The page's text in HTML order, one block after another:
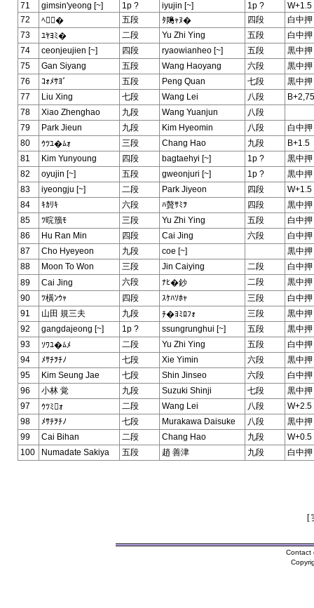
71
gimsin'yeong [~] 1p ? iyujin [~] 1p ?
W+1.5
72
ﾍ� 五段 ﾀ﨩ｬﾇ� 四段
白中
73
ﾕﾔﾖﾐ� 二段 Yu Zhi Ying 五段
白中
74
ceonjeujien [~] 四段 ryaowianheo [~] 五段
黒中
75
Gan Siyang 五段 Wang Haoyang 六段
黒中
76
ｺｫﾒｻﾖﾞ 五段 Peng Quan 七段
黒中
77
Liu Xing 七段 Wang Lei 八段
B+2,75
78
Xiao Zhenghao 九段 Wang Yuanjun
八段
79
Park Jieun 九段 Kim Hyeomin 八段
白中
80
ｳﾂﾕ�ﾑｫ 三段 Chang Hao 九段
B+1.5
81
Kim Yunyoung 四段 bagtaehyi [~] 1p ?
黒中
82
oyujin [~] 五段 gweonjuri [~] 1p ?
黒中
83
iyeongju [~] 二段 Park Jiyeon 四段
W+1.5
84
ｷｶﾘｷ 六段 ﾊ贅ｻﾐｦ 四段
黒中
85
ﾂ晥籏ﾓ 三段 Yu Zhi Ying 五段
白中
86
Hu Ran Min 四段 Cai Jing 六段
白中
87
Cho Hyeyeon 九段 coe [~]
黒中
88
Moon To Won 三段 Jin Caiying 二段
白中
89
Cai Jing 六段 ﾅﾋ�鈔 二段
黒中
90
ﾂ橫ﾝｳｬ 四段 ｽｹﾊｿﾎｬ 三段
白中
91
山田 規三夫 九段 ﾁ�ﾖﾐﾛﾌｫ 三段
黒中
92
gangdajeong [~] 1p ? ssungrunghui [~] 五段
黒中
93
ｿﾜﾕ�ﾑﾒ 二段 Yu Zhi Ying 五段
白中
94
ﾒｻﾁｦﾁﾉ 七段 Xie Yimin 六段
黒中
95
Kim Seung Jae 七段 Shin Jinseo 六段
白中
96
小林 覚 九段 Suzuki Shinji 七段
黒中
97
ｳﾂﾐｫ 二段 Wang Lei 八段
W+2.5
98
ﾒｻﾁｦﾁﾉ 七段 Murakawa Daisuke 八段
黒中
99
Cai Bihan 二段 Chang Hao 九段
W+0.5
100
Numadate Sakiya 五段 趙 善津 九段 白中
[
Contact